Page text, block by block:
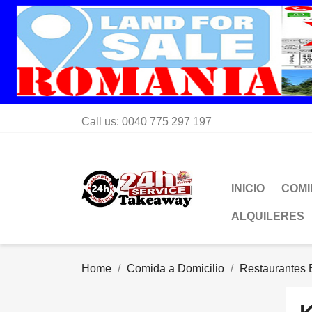
Call us: 0040 775 297 197
INICIO
ALQUILERES
Home Comida a Domicilio Restaurantes